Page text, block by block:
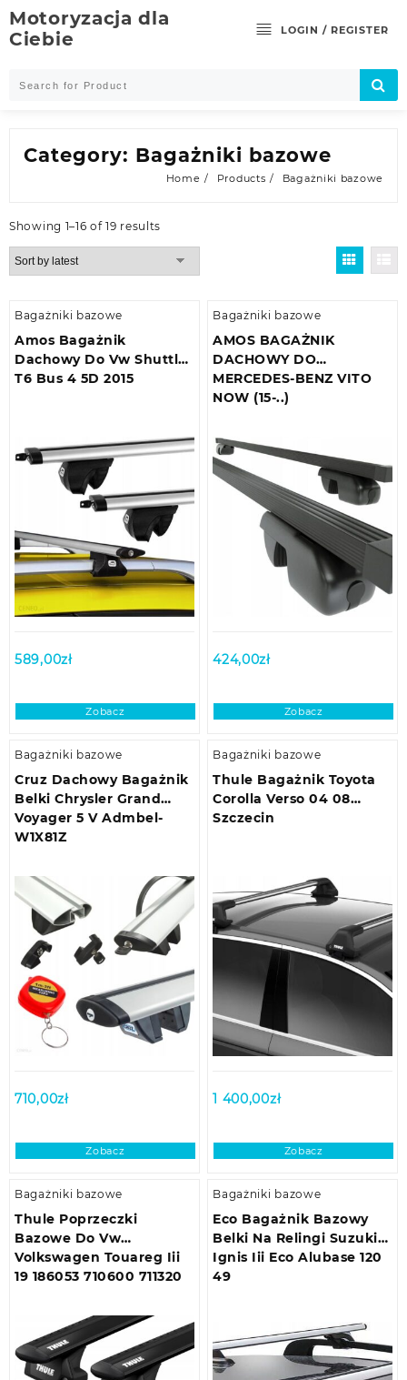
Skip
to
content
Motoryzacja dla
Ciebie
LOGIN / REGISTER
Category: Bagażniki bazowe
Home Products Bagażniki bazowe
Showing 1–16 of 19 results
Bagażniki bazowe
Amos Bagażnik
Dachowy Do Vw Shuttle
T6 Bus 4 5D 2015
589,00zł
Zobacz
Bagażniki bazowe
AMOS BAGAŻNIK
DACHOWY DO
MERCEDES-BENZ VITO
NOW (15-..)
424,00zł
Zobacz
Bagażniki bazowe
Cruz Dachowy Bagażnik
Belki Chrysler Grand
Voyager 5 V Admbel-
W1X81Z
710,00zł
Zobacz
Bagażniki bazowe
Thule Bagażnik Toyota
Corolla Verso 04 08
Szczecin
1 400,00zł
Zobacz
Bagażniki bazowe
Thule Poprzeczki
Bazowe Do Vw
Volkswagen Touareg Iii
19 186053 710600 711320
Bagażniki bazowe
Eco Bagażnik Bazowy
Belki Na Relingi Suzuki
Ignis Iii Eco Alubase 120
49